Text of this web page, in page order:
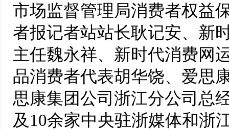
市场监督管理局消费者权益
者报记者站站长耿记安、新
主任魏永祥、新时代消费网
品消费者代表胡华饶、爱思
思康集团公司浙江分公司总
及10余家中央驻浙媒体和浙